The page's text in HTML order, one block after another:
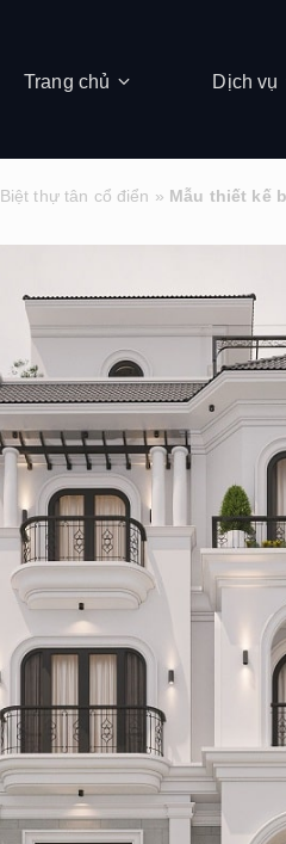
Trang chủ Dịch vụ
Biệt thự tân cổ điển » Mẫu thiết kế